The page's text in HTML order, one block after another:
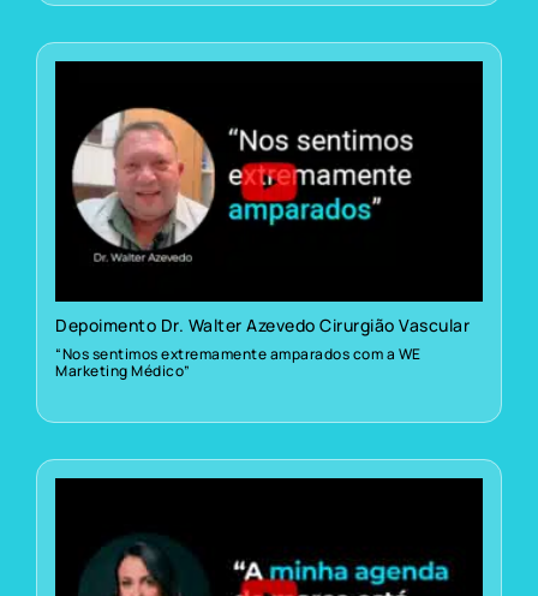
Depoimento Dr. Walter Azevedo Cirurgião Vascular
“Nos sentimos extremamente amparados com a WE
Marketing Médico”